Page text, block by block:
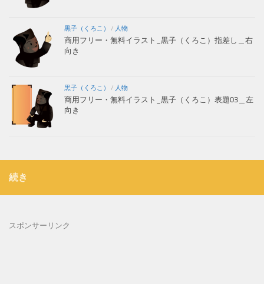
黒子（くろこ） / 人物
商用フリー・無料イラスト_黒子（くろこ）指差し＿右
向き
黒子（くろこ） / 人物
商用フリー・無料イラスト_黒子（くろこ）表題03＿左
向き
続き
スポンサーリンク